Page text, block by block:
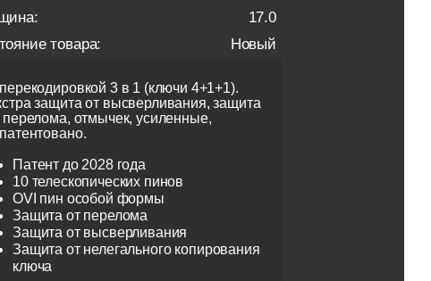
17.0
товара:
Новый
3 в 1 (ключи 4+1+1).
защита от высверливания, защита
перелома, отмычек, усиленные,
Патент до 2028 года
10 телескопических пинов
OVI пин особой формы
Защита от перелома
Защита от высверливания
Защита от нелегального копирования
ключа